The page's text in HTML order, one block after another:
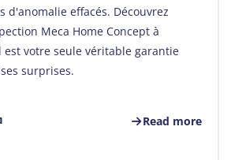
d'anomalie effacés. Découvrez
Meca Home Concept à
est votre seule véritable garantie
surprises.
Read more